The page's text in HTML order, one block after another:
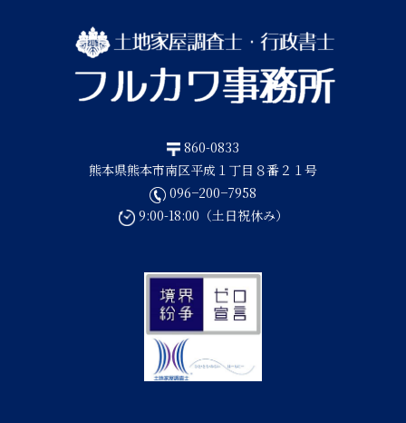
860-0833
熊本県熊本市南区平成１丁目８番２１号
096−200−7958
9:00-18:00（土日祝休み）